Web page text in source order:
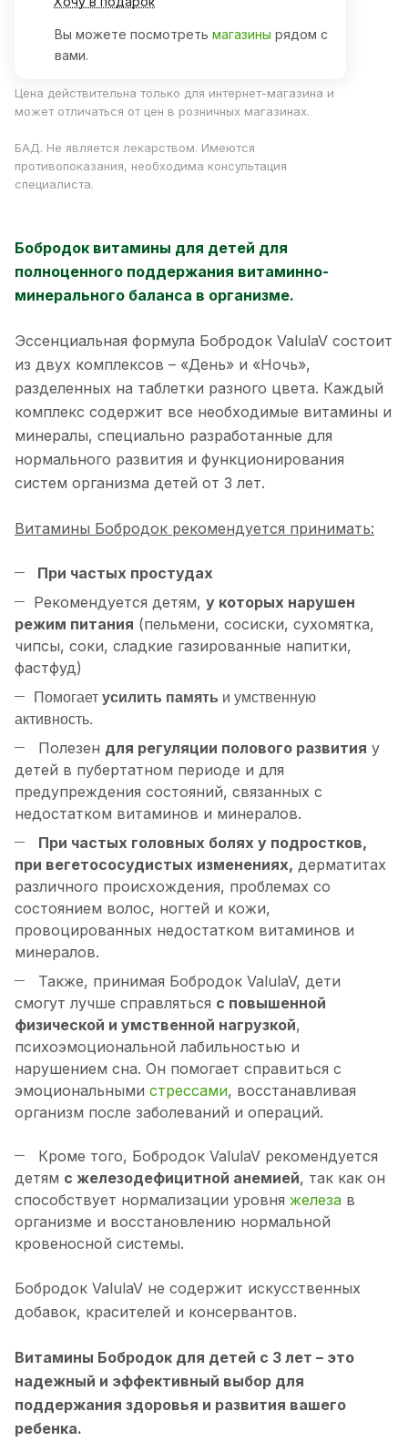
Вы можете посмотреть магазины рядом с
вами.
Цена действительна только для интернет-магазина и
может отличаться от цен в розничных магазинах.
БАД. Не является лекарством. Имеются
противопоказания, необходима консультация
специалиста.
Бобродок витамины для детей для
полноценного поддержания витаминно-
минерального баланса в организме.
Эссенциальная формула Бобродок ValulaV состоит
из двух комплексов – «День» и «Ночь»,
разделенных на таблетки разного цвета. Каждый
комплекс содержит все необходимые витамины и
минералы, специально разработанные для
нормального развития и функционирования
систем организма детей от 3 лет.
Витамины Бобродок рекомендуется принимать:
При частых простудах
Рекомендуется детям, у которых нарушен
режим питания (пельмени, сосиски, сухомятка,
чипсы, соки, сладкие газированные напитки,
фастфуд)
Помогаетусилить память и умственную
активность.
Полезен для регуляции полового развития у
детей в пубертатном периоде и для
предупреждения состояний, связанных с
недостатком витаминов и минералов.
При частых головных болях у подростков,
при вегетососудистых изменениях, дерматитах
различного происхождения, проблемах со
состоянием волос, ногтей и кожи,
провоцированных недостатком витаминов и
минералов.
Также, принимая Бобродок ValulaV, дети
смогут лучше справляться с повышенной
физической и умственной нагрузкой,
психоэмоциональной лабильностью и
нарушением сна. Он помогает справиться с
эмоциональными стрессами, восстанавливая
организм после заболеваний и операций.
Кроме того, Бобродок ValulaV рекомендуется
детям с железодефицитной анемией, так как он
способствует нормализации уровня железа в
организме и восстановлению нормальной
кровеносной системы.
Бобродок ValulaV не содержит искусственных
добавок, красителей и консервантов.
Витамины Бобродок для детей с 3 лет – это
надежный и эффективный выбор для
поддержания здоровья и развития вашего
ребенка.